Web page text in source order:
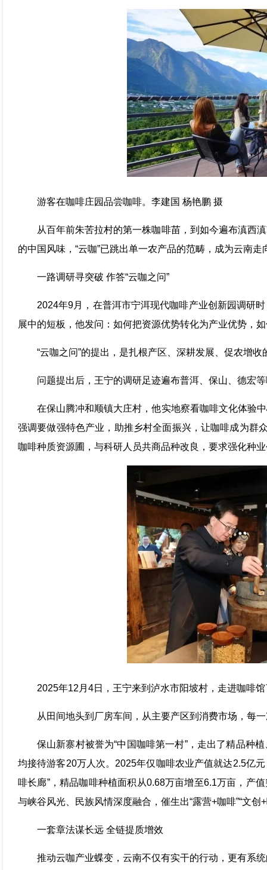
游客在咖啡庄园品尝咖啡。李建国 杨艳鹏 摄
从百年前朱苦拉村的第一株咖啡苗，到如今遍布滇西
的中国风味，“云咖”已跳出单一农产品的范畴，成为云南
一路调研寻突破 作答“云咖之问”
2024年9月，在普洱市宁洱现代咖啡产业创新园调研
展中的短板，他发问：如何把资源优势转化为产业优势，
“云咖之问”的提出，是扎根产区、深耕发展、促农增收
问题提出后，王宁的调研足迹遍布普洱、保山、德宏
在保山腾冲和顺镇大庄村，他实地察看咖啡文化体验
强调要做强特色产业，助推乡村全面振兴，让咖啡成为群
咖啡种质资源圃，与科研人员共商品种改良，要求强化种
2025年12月4日，王宁来到泸水市阳坡村，走进咖啡
从田间地头到厂房车间，从主要产区到消费市场，每
保山新寨村被誉为“中国咖啡第一村”，走出了精品种
均接待游客20万人次。2025年仅咖啡农业产值就达2.5亿
啡长廊”，精品咖啡种植面积从0.68万亩增至6.1万亩，产
与峡谷风光、民族风情深度融合，催生出“露营+咖啡”“文创
一套章法谋长远 全链提质增效
推动云咖产业蝶变，云南不仅有实干的行动，更有系